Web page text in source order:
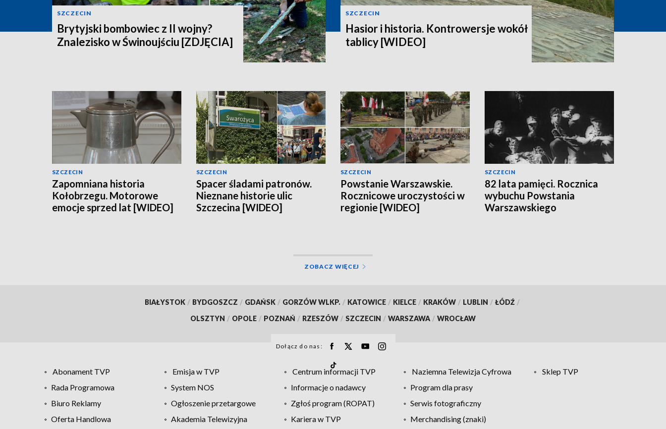
SZCZECIN
Brytyjski bombowiec z II wojny?
Znalezisko w Świnoujściu [ZDJĘCIA]
SZCZECIN
Hasior i historia. Kontrowersje wokół
tablicy [WIDEO]
SZCZECIN
Zapomniana historia
Kołobrzegu. Motorowe
emocje sprzed lat [WIDEO]
SZCZECIN
Spacer śladami patronów.
Nieznane historie ulic
Szczecina [WIDEO]
SZCZECIN
Powstanie Warszawskie.
Rocznicowe uroczystości w
regionie [WIDEO]
SZCZECIN
82 lata pamięci. Rocznica
wybuchu Powstania
Warszawskiego
ZOBACZ WIĘCEJ
BIAŁYSTOK / BYDGOSZCZ / GDAŃSK / GORZÓW WLKP. / KATOWICE / KIELCE / KRAKÓW / LUBLIN / ŁÓDŹ /
OLSZTYN / OPOLE / POZNAŃ / RZESZÓW / SZCZECIN / WARSZAWA / WROCŁAW
Dołącz do nas:
Abonament TVP Emisja w TVP Centrum informacji TVP Naziemna Telewizja Cyfrowa
Sklep TVP
Rada Programowa
System NOS Informacje o nadawcy
Program dla prasy
Biuro Reklamy
Ogłoszenie przetargowe Zgłoś program (ROPAT)
Serwis fotograficzny
Oferta Handlowa
Akademia Telewizyjna Kariera w TVP Merchandising (znaki)